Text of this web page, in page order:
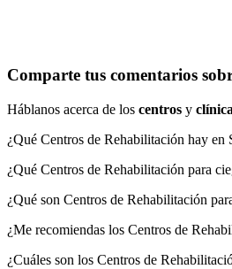
Comparte tus comentarios
Háblanos acerca de los centros y
¿Qué Centros de Rehabilitación hay en
¿Qué Centros de Rehabilitación para
¿Qué son Centros de Rehabilitación
¿Me recomiendas los Centros de
¿Cuáles son los Centros de